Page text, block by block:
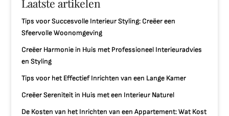
Laatste artikelen
Tips voor Succesvolle Interieur Styling: Creëer een
Sfeervolle Woonomgeving
Creëer Harmonie in Huis met Professioneel Interieuradvies
en Styling
Tips voor het Effectief Inrichten van een Lange Kamer
Creëer Sereniteit in Huis met een Interieur Naturel
De Kosten van het Inrichten van een Appartement: Wat Kost